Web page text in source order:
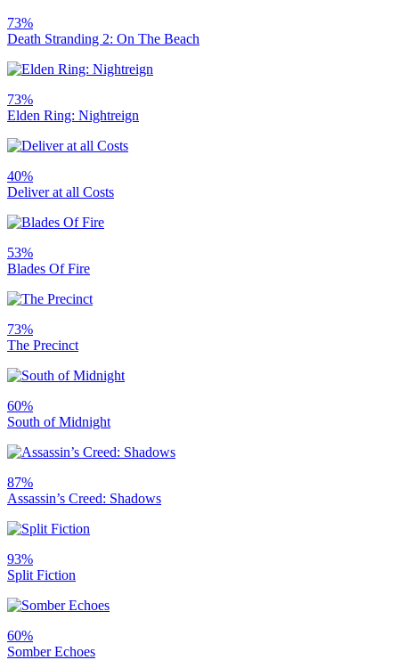
73%
Death Stranding 2: On The Beach
73%
Elden Ring: Nightreign
40%
Deliver at all Costs
53%
Blades Of Fire
73%
The Precinct
60%
South of Midnight
87%
Assassin’s Creed: Shadows
93%
Split Fiction
60%
Somber Echoes